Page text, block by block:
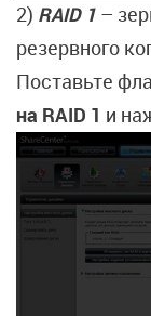
2) RAID 1 –
резервного
Поставьте
на RAID 1 и